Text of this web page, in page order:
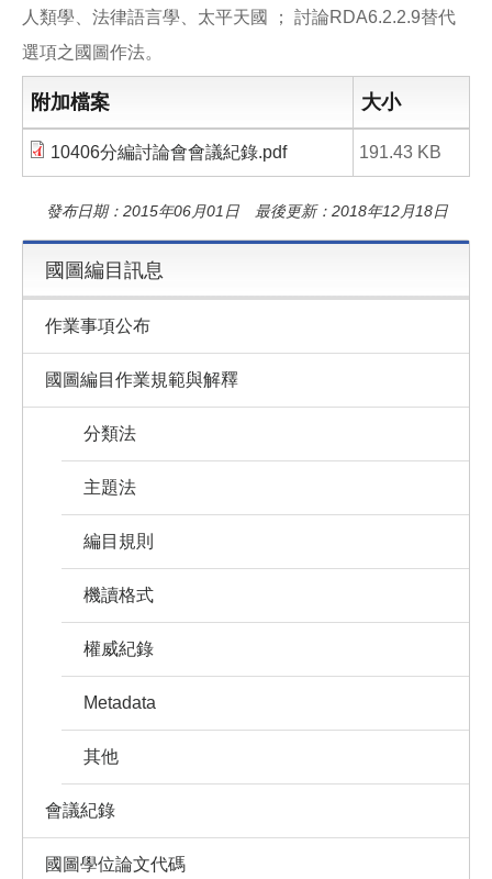
人類學、法律語言學、太平天國 ； 討論RDA6.2.2.9替代
選項之國圖作法。
附加檔案 大小
10406分編討論會會議紀錄.pdf 191.43 KB
發布日期：2015年06月01日 最後更新：2018年12月18日
國圖編目訊息
作業事項公布
國圖編目作業規範與解釋
分類法
主題法
編目規則
機讀格式
權威紀錄
Metadata
其他
會議紀錄
國圖學位論文代碼